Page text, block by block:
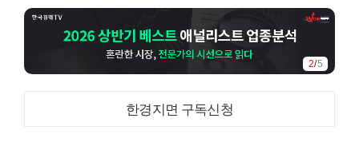
2/5
한경지면 구독신청